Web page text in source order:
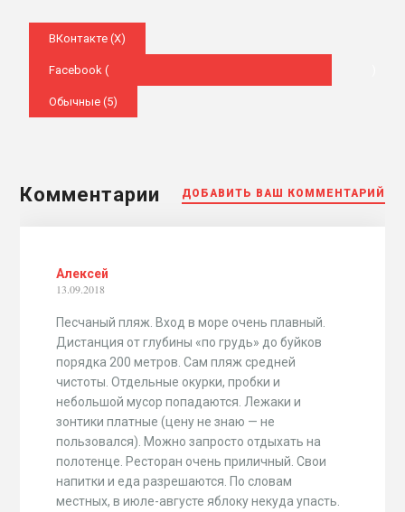
ВКонтакте (X)
Facebook (
Обычные (5)
Комментарии ДОБАВИТЬ ВАШ КОММЕНТАРИЙ
Алексей
13.09.2018
Песчаный пляж. Вход в море очень плавный.
Дистанция от глубины «по грудь» до буйков
порядка 200 метров. Сам пляж средней
чистоты. Отдельные окурки, пробки и
небольшой мусор попадаются. Лежаки и
зонтики платные (цену не знаю — не
пользовался). Можно запросто отдыхать на
полотенце. Ресторан очень приличный. Свои
напитки и еда разрешаются. По словам
местных, в июле-августе яблоку некуда упасть.